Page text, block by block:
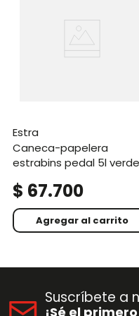
estra
caneca-papelera
estrabins pedal 5l
iml metalizado
$ 67.700
Agregar al carrito
Suscríbete a
¡Sé el